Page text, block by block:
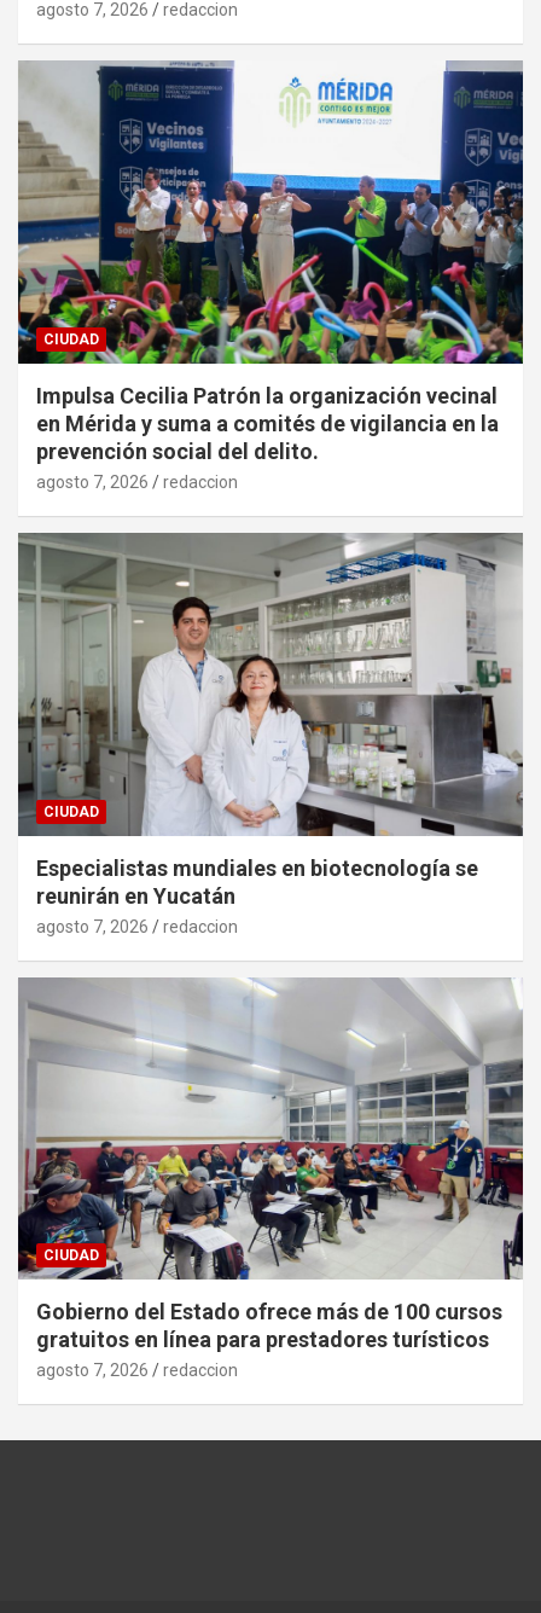
agosto 7, 2026 redaccion
CIUDAD
Impulsa Cecilia Patrón la organización vecinal
en Mérida y suma a comités de vigilancia en la
prevención social del delito.
agosto 7, 2026 redaccion
CIUDAD
Especialistas mundiales en biotecnología se
reunirán en Yucatán
agosto 7, 2026 redaccion
CIUDAD
Gobierno del Estado ofrece más de 100 cursos
gratuitos en línea para prestadores turísticos
agosto 7, 2026 redaccion